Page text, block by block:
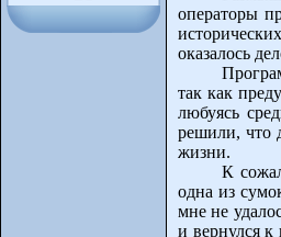
операторы
оказалось
так как
любуясь
решили, что
жизни.
К
одна из
мне не
и вернулся